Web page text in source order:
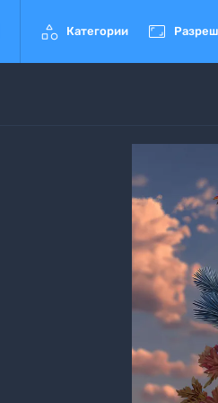
 Категории 